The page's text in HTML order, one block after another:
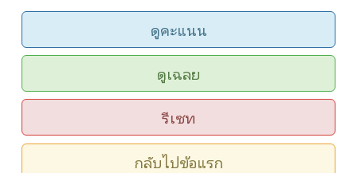
ดูคะแนน
ดูเฉลย
รีเซท
กลับไปข้อแรก